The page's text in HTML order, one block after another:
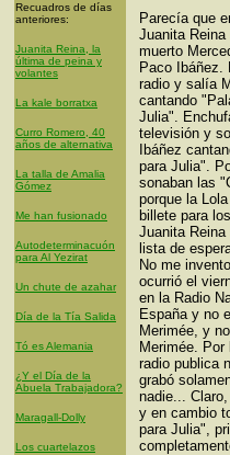
Recuadros de días
anteriores:
Juanita Reina, la
última de peina y
volantes
La kale borratxa
Curro Romero, 40
años de alternativa
La talla de Amalia
Gómez
Me han fusionado
Autodeterminacuón
para Al Yezirat
Un chute de azahar
Día de la Tía Salida
Tó es Alemania
¿Y el Día de la
Abuela Trabajadora?
Maragall-Dolly
Los cuartelazos
Parecía que
Juanita
muerto
Paco Ibáñez.
radio y salía
cantando
Julia".
televisión y
Ibáñez
para Julia".
sonaban las
porque la
billete para
Juanita Reina
lista de
No me
ocurrió el
en la Radio
España y no
Merimée, y
Merimée.
radio publica
grabó
nadie...
y en cambio
para Julia",